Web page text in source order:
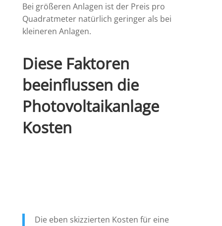
Bei größeren Anlagen ist der Preis pro
Quadratmeter natürlich geringer als bei
kleineren Anlagen.
Diese Faktoren
beeinflussen die
Photovoltaikanlage
Kosten
Die eben skizzierten Kosten für eine